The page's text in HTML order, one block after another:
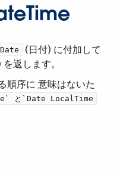
Date ​ (日付) に付加して ​
返します。
順序に 意味はないた
と ​`Date LocalTime